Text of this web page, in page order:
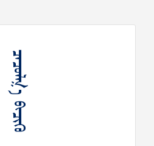
ᠴᠠᠴᠤᠯᠭ᠎ᠠ ᠪᠢᠴᠢᠬᠦ